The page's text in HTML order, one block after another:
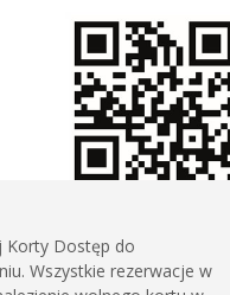
Korty Dostęp do
Wszystkie rezerwacje w